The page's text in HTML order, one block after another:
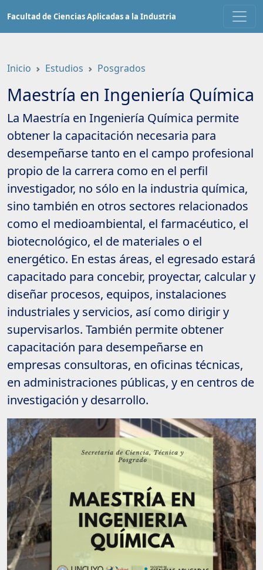
contenido
Facultad de Ciencias Aplicadas a la Industria
Inicio Estudios Posgrados
Maestría en Ingeniería Química
La Maestría en Ingeniería Química permite
obtener la capacitación necesaria para
desempeñarse tanto en el campo profesional
propio de la carrera como en el perfil
investigador, no sólo en la industria química,
sino también en otros sectores relacionados
como el medioambiental, el farmacéutico, el
biotecnológico, el de materiales o el
energético. En estas áreas, el egresado estará
capacitado para concebir, proyectar, calcular y
diseñar procesos, equipos, instalaciones
industriales y servicios, así como dirigir y
supervisarlos. También permite obtener
capacitación para desempeñarse en
empresas consultoras, en oficinas técnicas,
en administraciones públicas, y en centros de
investigación y desarrollo.